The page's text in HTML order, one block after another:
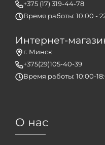
+375 (17) 319-44-78
Время работы: 10.00 -
Интернет-
г. Минск
+375(29)105-40-39
Время работы: 10:00-
О нас